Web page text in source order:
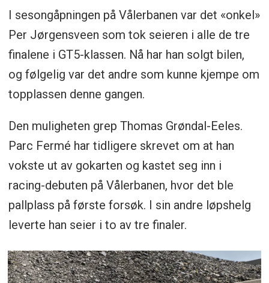
I sesongåpningen på Vålerbanen var det «onkel»
Per Jørgensveen som tok seieren i alle de tre
finalene i GT5-klassen. Nå har han solgt bilen,
og følgelig var det andre som kunne kjempe om
topplassen denne gangen.
Den muligheten grep Thomas Grøndal-Eeles.
Parc Fermé har tidligere skrevet om at han
vokste ut av gokarten og kastet seg inn i
racing-debuten på Vålerbanen, hvor det ble
pallplass på første forsøk. I sin andre løpshelg
leverte han seier i to av tre finaler.